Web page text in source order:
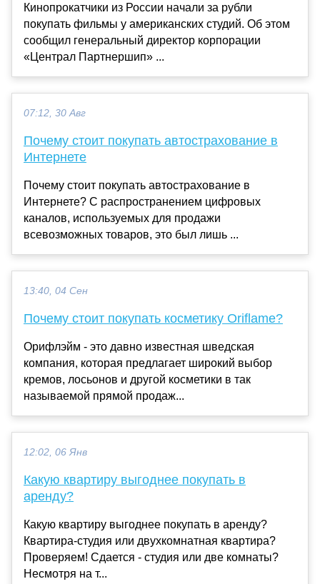
Кинопрокатчики из России начали за рубли
покупать фильмы у американских студий. Об этом
сообщил генеральный директор корпорации
«Централ Партнершип» ...
07:12, 30 Авг
Почему стоит покупать автострахование в
Интернете
Почему стоит покупать автострахование в
Интернете? С распространением цифровых
каналов, используемых для продажи
всевозможных товаров, это был лишь ...
13:40, 04 Сен
Почему стоит покупать косметику Oriflame?
Орифлэйм - это давно известная шведская
компания, которая предлагает широкий выбор
кремов, лосьонов и другой косметики в так
называемой прямой продаж...
12:02, 06 Янв
Какую квартиру выгоднее покупать в
аренду?
Какую квартиру выгоднее покупать в аренду?
Квартира-студия или двухкомнатная квартира?
Проверяем! Сдается - студия или две комнаты?
Несмотря на т...